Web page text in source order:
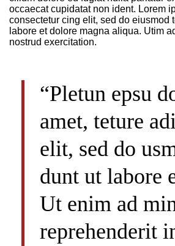
occaecat cupidatat non ident. Lorem
consectetur cing elit, sed do eiusmod
labore et dolore magna aliqua. Utim
nostrud exercitation.
“Pletun epsu
amet, teture
elit, sed do
dunt ut labore
Ut enim ad
reprehenderit